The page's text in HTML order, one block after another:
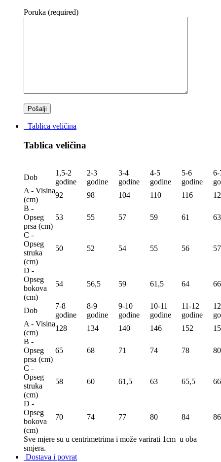
Poruka (required)
Tablica veličina
Tablica veličina
Dob
1,5-2
godine
2-3
godine
3-4
godine
4-5
godine
5-6
godine
6-
A - Visina
(сm)
92 98 104 110 116
B -
Opseg
prsa (сm)
53 55 57 59 61 63
C -
Opseg
struka
(сm)
50 52 54 55 56 57
D -
Opseg
bokova
(сm)
54 56,5 59 61,5 64 66
Dob
7-8
godine
8-9
godine
9-10
godine
10-11
godine
11-12
godine
A - Visina
(сm)
128 134 140 146 152
B -
Opseg
prsa (сm)
65 68 71 74 78 80
C -
Opseg
struka
(сm)
58 60 61,5 63 65,5
D -
Opseg
bokova
(сm)
70 74 77 80 84 86
Sve mjere su u centrimetrima i može varirati 1cm u oba
smjera.
Dostava i povrat